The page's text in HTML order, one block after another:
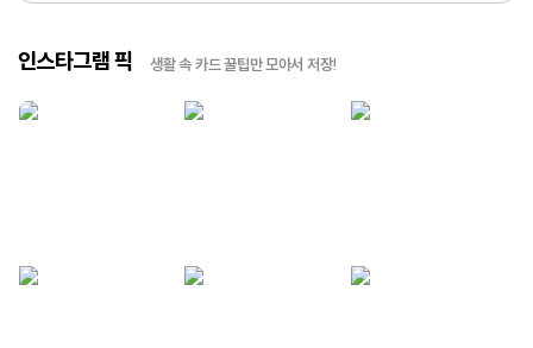
인스타그램 픽 생활 속 카드 꿀팁만 모아서 저장!